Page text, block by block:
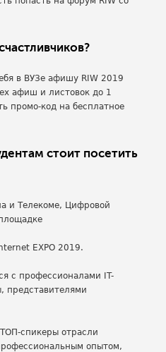
в ВУЗе афишу RIW 2019
афиш и листовок до 1
промо-код на бесплатное
стоит посетить
и Телекоме, Цифровой
EXPO 2019.
с профессионалами IT-
представителями
спикеры отрасли
опытом,